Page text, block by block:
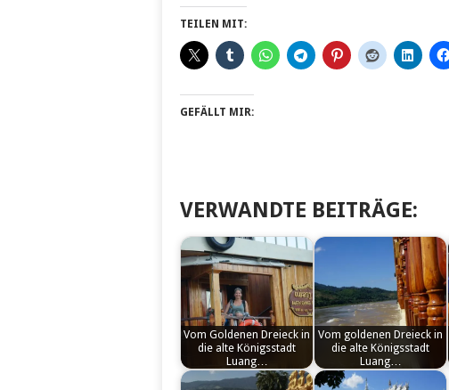
TEILEN MIT:
GEFÄLLT MIR:
VERWANDTE BEITRÄGE:
Vom Goldenen Dreieck in
die alte Königsstadt
Luang…
by
Vom goldenen Dreieck in
die alte Königsstadt
Luang…
by